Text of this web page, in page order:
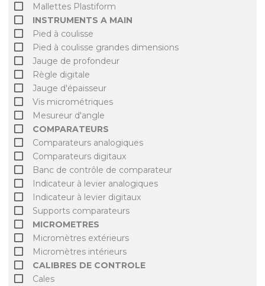
Mallettes Plastiform
INSTRUMENTS A MAIN
Pied à coulisse
Pied à coulisse grandes dimensions
Jauge de profondeur
Règle digitale
Jauge d'épaisseur
Vis micrométriques
Mesureur d'angle
COMPARATEURS
Comparateurs analogiques
Comparateurs digitaux
Banc de contrôle de comparateur
Indicateur à levier analogiques
Indicateur à levier digitaux
Supports comparateurs
MICROMETRES
Micromètres extérieurs
Micromètres intérieurs
CALIBRES DE CONTROLE
Cales